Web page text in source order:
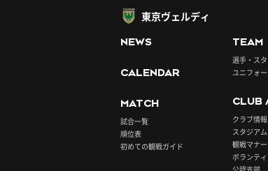
東京ヴェルディ
NEWS
CALENDAR
MATCH
試合一覧
順位表
初めての観戦ガイド
TEAM
選手・ス
ユニフォ
CLUB
クラブ情報
スタジアム
観戦マナー
ボランテ